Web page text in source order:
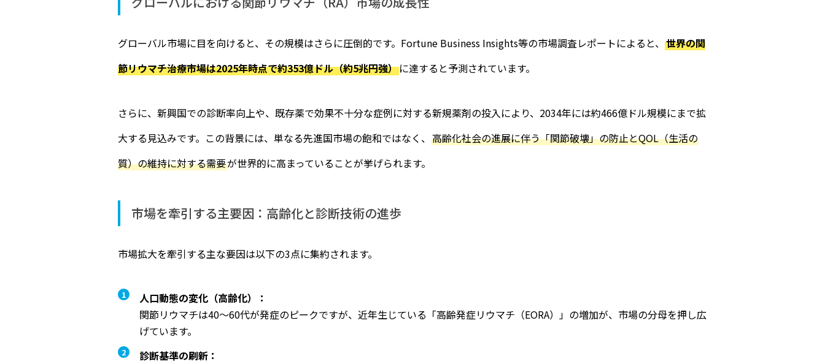
グローバル市場に目を向けると、その規模はさらに圧倒的です。Fortune Business Insights等の市場調査レポートによると、 世界の関
節リウマチ治療市場は2025年時点で約353億ドル（約5兆円強）に達すると予測されています。
さらに、新興国での診断率向上や、既存薬で効果不十分な症例に対する新規薬剤の投入により、2034年には約466億ドル規模にまで拡
大する見込みです。この背景には、単なる先進国市場の飽和ではなく、 高齢化社会の進展に伴う「関節破壊」の防止とQOL（生活の
質）の維持に対する需要が世界的に高まっていることが挙げられます。
市場を牽引する主要因：高齢化と診断技術の進歩
市場拡大を牽引する主な要因は以下の3点に集約されます。
人口動態の変化（高齢化）：
関節リウマチは40〜60代が発症のピークですが、近年生じている「高齢発症リウマチ（EORA）」の増加が、市場の分母を押し広
げています。
診断基準の刷新：